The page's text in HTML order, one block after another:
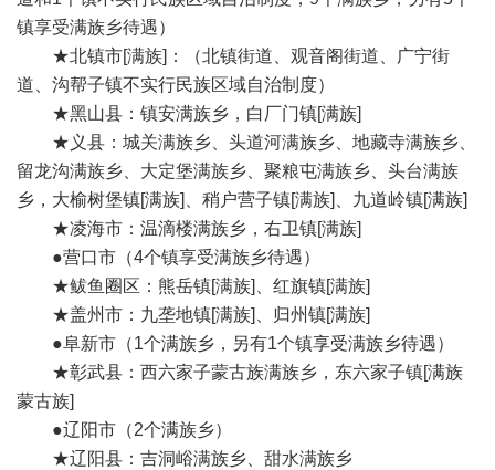
镇享受满族乡待遇）
★北镇市[满族]：（北镇街道、观音阁街道、广宁街
道、沟帮子镇不实行民族区域自治制度）
★黑山县：镇安满族乡，白厂门镇[满族]
★义县：城关满族乡、头道河满族乡、地藏寺满族乡、
留龙沟满族乡、大定堡满族乡、聚粮屯满族乡、头台满族
乡，大榆树堡镇[满族]、稍户营子镇[满族]、九道岭镇[满族]
★凌海市：温滴楼满族乡，右卫镇[满族]
●营口市（4个镇享受满族乡待遇）
★鲅鱼圈区：熊岳镇[满族]、红旗镇[满族]
★盖州市：九垄地镇[满族]、归州镇[满族]
●阜新市（1个满族乡，另有1个镇享受满族乡待遇）
★彰武县：西六家子蒙古族满族乡，东六家子镇[满族
蒙古族]
●辽阳市（2个满族乡）
★辽阳县：吉洞峪满族乡、甜水满族乡